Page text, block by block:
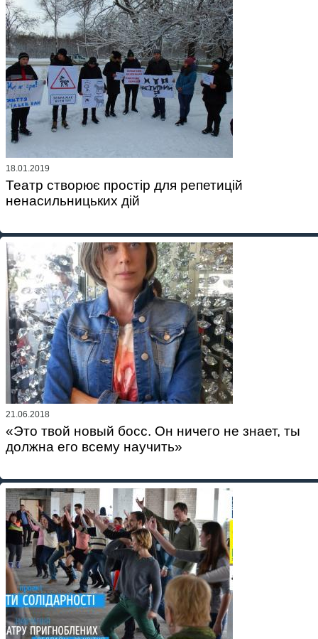
18.01.2019
Театр створює простір для репетицій
ненасильницьких дій
21.06.2018
«Это твой новый босс. Он ничего не знает, ты
должна его всему научить»